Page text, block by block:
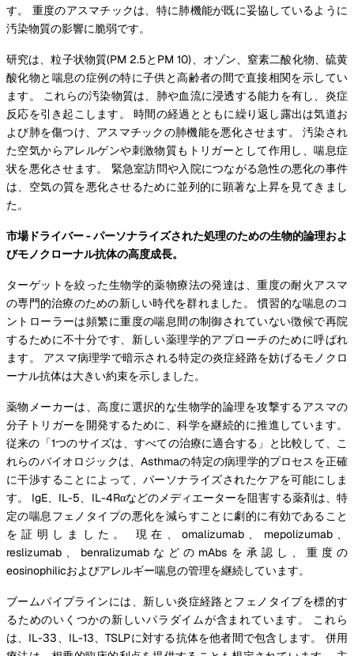
す。 重度のアスマチックは、特に肺機能が既に妥協しているように
汚染物質の影響に脆弱です。
研究は、粒子状物質(PM 2.5とPM 10)、オゾン、窒素二酸化物、硫黄
酸化物と喘息の症例の特に子供と高齢者の間で直接相関を示してい
ます。 これらの汚染物質は、肺や血流に浸透する能力を有し、炎症
反応を引き起こします。 時間の経過とともに繰り返し露出は気道お
よび肺を傷つけ、アスマチックの肺機能を悪化させます。 汚染され
た空気からアレルゲンや刺激物質もトリガーとして作用し、喘息症
状を悪化させます。 緊急室訪問や入院につながる急性の悪化の事件
は、空気の質を悪化させるために並列的に顕著な上昇を見てきまし
た。
市場ドライバー - パーソナライズされた処理のための生物的論理およ
びモノクローナル抗体の高度成長。
ターゲットを絞った生物学的薬物療法の発達は、重度の耐火アスマ
の専門的治療のための新しい時代を群れました。 慣習的な喘息のコ
ントローラーは頻繁に重度の喘息間の制御されていない徴候で再院
するために不十分です、新しい薬理学的アプローチのために呼ばれ
ます。 アスマ病理学で暗示される特定の炎症経路を妨げるモノクロ
ーナル抗体は大きい約束を示しました。
薬物メーカーは、高度に選択的な生物学的論理を攻撃するアスマの
分子トリガーを開発するために、科学を継続的に推進しています。
従来の「1つのサイズは、すべての治療に適合する」と比較して、こ
れらのバイオロジックは、Asthmaの特定の病理学的プロセスを正確
に干渉することによって、パーソナライズされたケアを可能にしま
す。 IgE、IL-5、IL-4Rαなどのメディエーターを阻害する薬剤は、特
定の喘息フェノタイプの悪化を減らすことに劇的に有効であること
を証明しました。 現在、omalizumab、mepolizumab、
reslizumab、benralizumabなどのmAbsを承認し、重度の
eosinophilicおよびアレルギー喘息の管理を継続しています。
ブームパイプラインには、新しい炎症経路とフェノタイプを標的す
るためのいくつかの新しいパラダイムが含まれています。 これら
は、IL-33、IL-13、TSLPに対する抗体を他者間で包含します。 併用